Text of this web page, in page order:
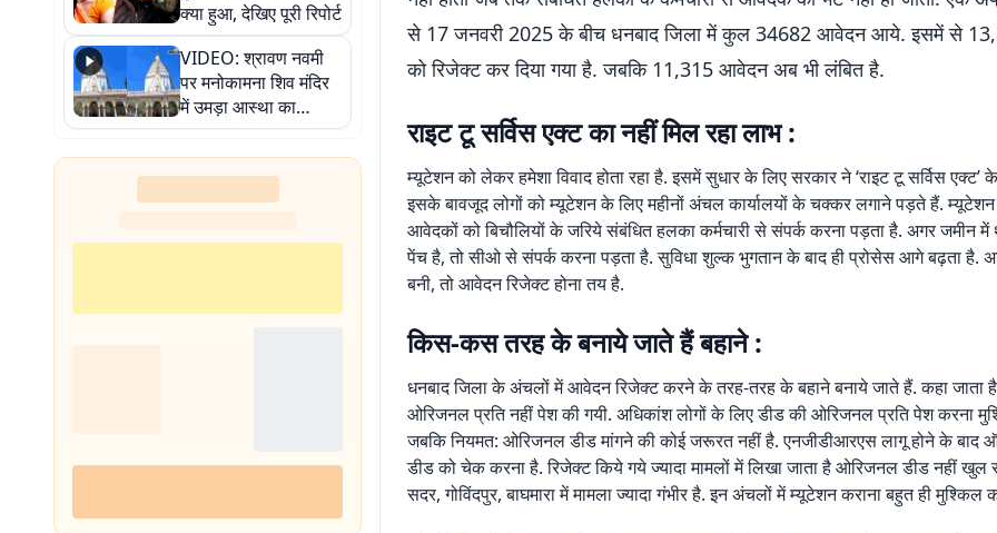
क्या हुआ, देखिए पूरी रिपोर्ट
VIDEO: श्रावण नवमी
पर मनोकामना शिव मंदिर
में उमड़ा आस्था का
सैलाब, हर-हर महादेव के
जयघोष से गूंजा परिसर
से 17 जनवरी 2025 के बीच धनबाद जिला में कुल 34682 आवेदन आये. इसमें से
को रिजेक्ट कर दिया गया है. जबकि 11,315 आवेदन अब भी लंबित है.
राइट टू सर्विस एक्ट का नहीं मिल रहा लाभ :
म्यूटेशन को लेकर हमेशा विवाद होता रहा है. इसमें सुधार के लिए सरकार ने ‘राइट टू सर्विस एक्ट’
इसके बावजूद लोगों को म्यूटेशन के लिए महीनों अंचल कार्यालयों के चक्कर लगाने पड़ते हैं.
आवेदकों को बिचौलियों के जरिये संबंधित हलका कर्मचारी से संपर्क करना पड़ता है. अगर जमीन में
पेंच है, तो सीओ से संपर्क करना पड़ता है. सुविधा शुल्क भुगतान के बाद ही प्रोसेस आगे बढ़ता है.
बनी, तो आवेदन रिजेक्ट होना तय है.
किस-कस तरह के बनाये जाते हैं बहाने :
धनबाद जिला के अंचलों में आवेदन रिजेक्ट करने के तरह-तरह के बहाने बनाये जाते हैं. कहा जाता
ओरिजनल प्रति नहीं पेश की गयी. अधिकांश लोगों के लिए डीड की ओरिजनल प्रति पेश करना
जबकि नियमत: ओरिजनल डीड मांगने की कोई जरूरत नहीं है. एनजीडीआरएस लागू होने के बाद
डीड को चेक करना है. रिजेक्ट किये गये ज्यादा मामलों में लिखा जाता है ओरिजनल डीड नहीं खुल
सदर, गोविंदपुर, बाघमारा में मामला ज्यादा गंभीर है. इन अंचलों में म्यूटेशन कराना बहुत ही मुश्किल